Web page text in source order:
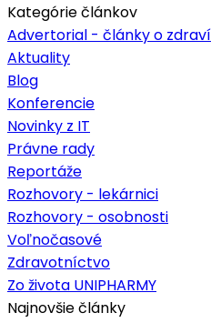
Kategórie článkov
Advertorial - články o zdraví
Aktuality
Blog
Konferencie
Novinky z IT
Právne rady
Reportáže
Rozhovory - lekárnici
Rozhovory - osobnosti
Voľnočasové
Zdravotníctvo
Zo života UNIPHARMY
Najnovšie články